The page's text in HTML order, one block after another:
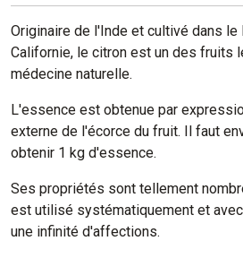
Originaire de l'Inde et cultivé dans
Californie, le citron est un des fruits
médecine naturelle.
L'essence est obtenue par
externe de l'écorce du fruit. Il faut
obtenir 1 kg d'essence.
Ses propriétés sont tellement
est utilisé systématiquement et
une infinité d'affections.